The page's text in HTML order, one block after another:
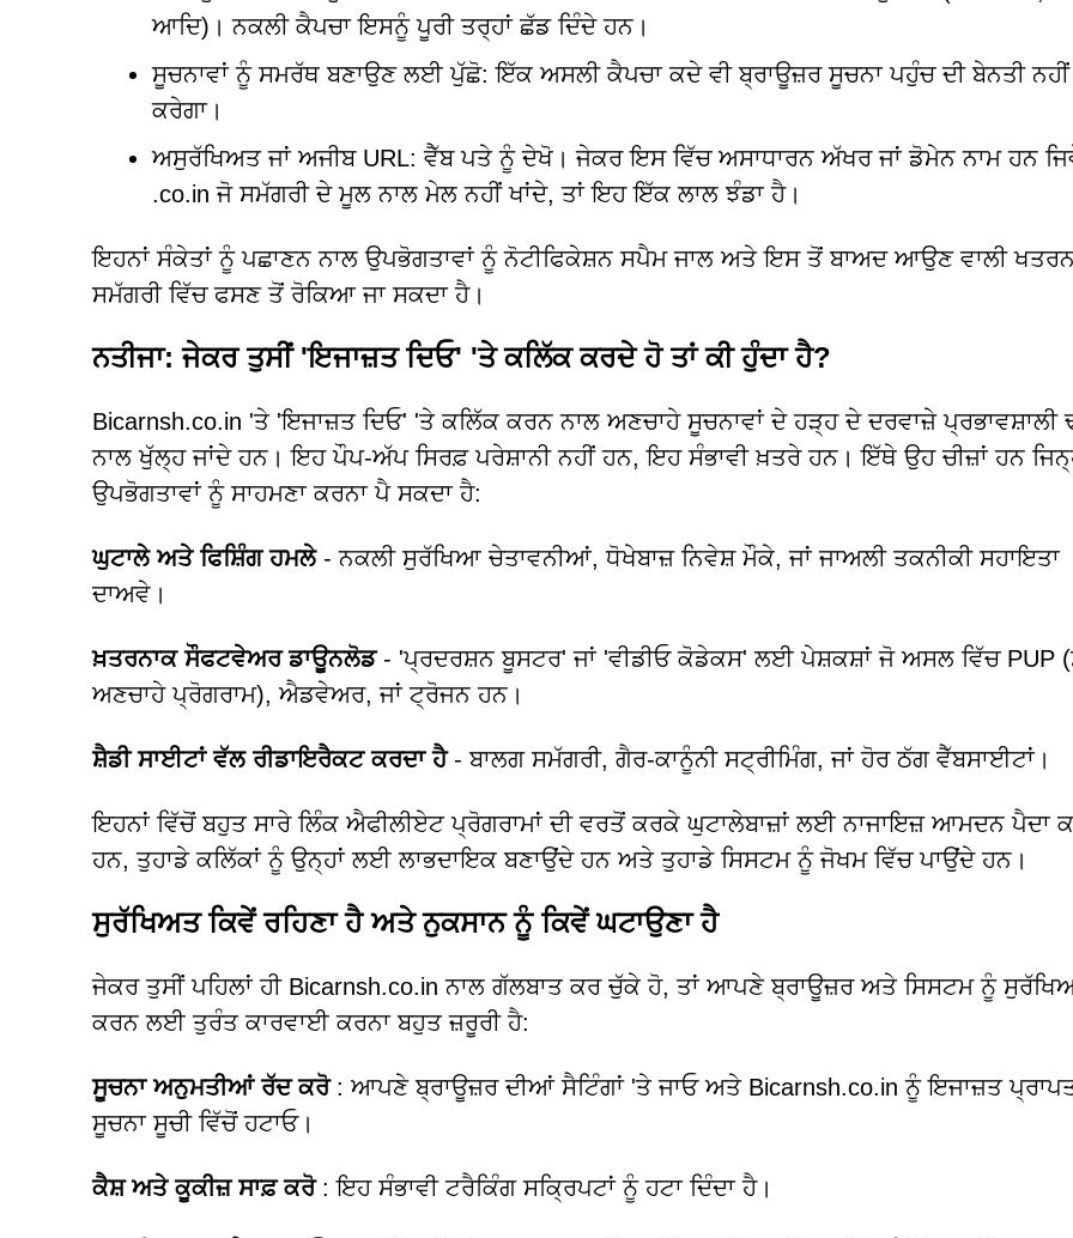
ਆਦਿ)। ਨਕਲੀ ਕੈਪਚਾ ਇਸਨੂੰ ਪੂਰੀ ਤਰ੍ਹਾਂ ਛੱਡ ਦਿੰਦੇ ਹਨ।
ਸੂਚਨਾਵਾਂ ਨੂੰ ਸਮਰੱਥ ਬਣਾਉਣ ਲਈ ਪੁੱਛੋ: ਇੱਕ ਅਸਲੀ ਕੈਪਚਾ ਕਦੇ ਵੀ ਬ੍ਰਾਊਜ਼ਰ ਸੂਚਨਾ ਪਹੁੰਚ ਦੀ ਬੇਨਤੀ ਨਹੀਂ
ਕਰੇਗਾ।
ਅਸੁਰੱਖਿਅਤ ਜਾਂ ਅਜੀਬ URL: ਵੈੱਬ ਪਤੇ ਨੂੰ ਦੇਖੋ। ਜੇਕਰ ਇਸ ਵਿੱਚ ਅਸਾਧਾਰਨ ਅੱਖਰ ਜਾਂ ਡੋਮੇਨ ਨਾਮ ਹਨ
.co.in ਜੋ ਸਮੱਗਰੀ ਦੇ ਮੂਲ ਨਾਲ ਮੇਲ ਨਹੀਂ ਖਾਂਦੇ, ਤਾਂ ਇਹ ਇੱਕ ਲਾਲ ਝੰਡਾ ਹੈ।
ਇਹਨਾਂ ਸੰਕੇਤਾਂ ਨੂੰ ਪਛਾਣਨ ਨਾਲ ਉਪਭੋਗਤਾਵਾਂ ਨੂੰ ਨੋਟੀਫਿਕੇਸ਼ਨ ਸਪੈਮ ਜਾਲ ਅਤੇ ਇਸ ਤੋਂ ਬਾਅਦ ਆਉਣ ਵਾਲੀ
ਸਮੱਗਰੀ ਵਿੱਚ ਫਸਣ ਤੋਂ ਰੋਕਿਆ ਜਾ ਸਕਦਾ ਹੈ।
ਨਤੀਜਾ: ਜੇਕਰ ਤੁਸੀਂ 'ਇਜਾਜ਼ਤ ਦਿਓ' 'ਤੇ ਕਲਿੱਕ ਕਰਦੇ ਹੋ ਤਾਂ ਕੀ ਹੁੰਦਾ ਹੈ?
Bicarnsh.co.in 'ਤੇ 'ਇਜਾਜ਼ਤ ਦਿਓ' 'ਤੇ ਕਲਿੱਕ ਕਰਨ ਨਾਲ ਅਣਚਾਹੇ ਸੂਚਨਾਵਾਂ ਦੇ ਹੜ੍ਹ ਦੇ ਦਰਵਾਜ਼ੇ ਪ੍ਰਭਾਵਸ਼ਾਲੀ
ਨਾਲ ਖੁੱਲ੍ਹ ਜਾਂਦੇ ਹਨ। ਇਹ ਪੌਪ-ਅੱਪ ਸਿਰਫ਼ ਪਰੇਸ਼ਾਨੀ ਨਹੀਂ ਹਨ, ਇਹ ਸੰਭਾਵੀ ਖ਼ਤਰੇ ਹਨ। ਇੱਥੇ ਉਹ ਚੀਜ਼ਾਂ ਹਨ
ਉਪਭੋਗਤਾਵਾਂ ਨੂੰ ਸਾਹਮਣਾ ਕਰਨਾ ਪੈ ਸਕਦਾ ਹੈ:
ਘੁਟਾਲੇ ਅਤੇ ਫਿਸ਼ਿੰਗ ਹਮਲੇ- ਨਕਲੀ ਸੁਰੱਖਿਆ ਚੇਤਾਵਨੀਆਂ, ਧੋਖੇਬਾਜ਼ ਨਿਵੇਸ਼ ਮੌਕੇ, ਜਾਂ ਜਾਅਲੀ ਤਕਨੀਕੀ ਸਹਾਇਤਾ
ਦਾਅਵੇ।
ਖ਼ਤਰਨਾਕ ਸੌਫਟਵੇਅਰ ਡਾਊਨਲੋਡ- 'ਪ੍ਰਦਰਸ਼ਨ ਬੂਸਟਰ' ਜਾਂ 'ਵੀਡੀਓ ਕੋਡੇਕਸ' ਲਈ ਪੇਸ਼ਕਸ਼ਾਂ ਜੋ ਅਸਲ ਵਿੱਚ PUP
ਅਣਚਾਹੇ ਪ੍ਰੋਗਰਾਮ), ਐਡਵੇਅਰ, ਜਾਂ ਟ੍ਰੋਜਨ ਹਨ।
ਸ਼ੈਡੀ ਸਾਈਟਾਂ ਵੱਲ ਰੀਡਾਇਰੈਕਟ ਕਰਦਾ ਹੈ- ਬਾਲਗ ਸਮੱਗਰੀ, ਗੈਰ-ਕਾਨੂੰਨੀ ਸਟ੍ਰੀਮਿੰਗ, ਜਾਂ ਹੋਰ ਠੱਗ ਵੈੱਬਸਾਈਟਾਂ।
ਇਹਨਾਂ ਵਿੱਚੋਂ ਬਹੁਤ ਸਾਰੇ ਲਿੰਕ ਐਫੀਲੀਏਟ ਪ੍ਰੋਗਰਾਮਾਂ ਦੀ ਵਰਤੋਂ ਕਰਕੇ ਘੁਟਾਲੇਬਾਜ਼ਾਂ ਲਈ ਨਾਜਾਇਜ਼ ਆਮਦਨ ਪੈਦਾ
ਹਨ, ਤੁਹਾਡੇ ਕਲਿੱਕਾਂ ਨੂੰ ਉਨ੍ਹਾਂ ਲਈ ਲਾਭਦਾਇਕ ਬਣਾਉਂਦੇ ਹਨ ਅਤੇ ਤੁਹਾਡੇ ਸਿਸਟਮ ਨੂੰ ਜੋਖਮ ਵਿੱਚ ਪਾਉਂਦੇ ਹਨ।
ਸੁਰੱਖਿਅਤ ਕਿਵੇਂ ਰਹਿਣਾ ਹੈ ਅਤੇ ਨੁਕਸਾਨ ਨੂੰ ਕਿਵੇਂ ਘਟਾਉਣਾ ਹੈ
ਜੇਕਰ ਤੁਸੀਂ ਪਹਿਲਾਂ ਹੀ Bicarnsh.co.in ਨਾਲ ਗੱਲਬਾਤ ਕਰ ਚੁੱਕੇ ਹੋ, ਤਾਂ ਆਪਣੇ ਬ੍ਰਾਊਜ਼ਰ ਅਤੇ ਸਿਸਟਮ ਨੂੰ
ਕਰਨ ਲਈ ਤੁਰੰਤ ਕਾਰਵਾਈ ਕਰਨਾ ਬਹੁਤ ਜ਼ਰੂਰੀ ਹੈ:
ਸੂਚਨਾ ਅਨੁਮਤੀਆਂ ਰੱਦ ਕਰੋ: ਆਪਣੇ ਬ੍ਰਾਊਜ਼ਰ ਦੀਆਂ ਸੈਟਿੰਗਾਂ 'ਤੇ ਜਾਓ ਅਤੇ Bicarnsh.co.in ਨੂੰ ਇਜਾਜ਼ਤ
ਸੂਚਨਾ ਸੂਚੀ ਵਿੱਚੋਂ ਹਟਾਓ।
ਕੈਸ਼ ਅਤੇ ਕੂਕੀਜ਼ ਸਾਫ਼ ਕਰੋ: ਇਹ ਸੰਭਾਵੀ ਟਰੈਕਿੰਗ ਸਕ੍ਰਿਪਟਾਂ ਨੂੰ ਹਟਾ ਦਿੰਦਾ ਹੈ।